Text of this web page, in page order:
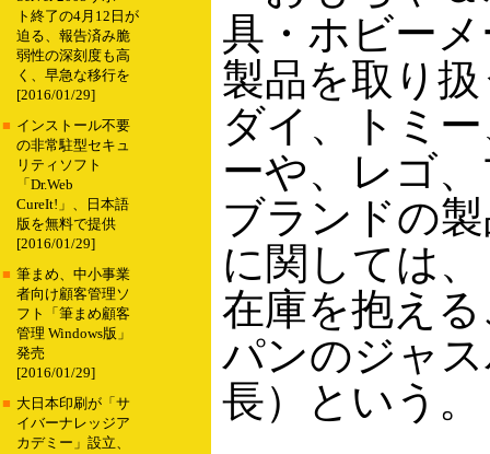
ト終了の4月12日が
迫る、報告済み脆
弱性の深刻度も高
く、早急な移行を
[2016/01/29]
■ インストール不要
の非常駐型セキュ
リティソフト
「Dr.Web
CureIt!」、日本語
版を無料で提供
[2016/01/29]
■ 筆まめ、中小事業
者向け顧客管理ソ
フト「筆まめ顧客
管理 Windows版」
発売
[2016/01/29]
■ 大日本印刷が「サ
イバーナレッジア
カデミー」設立、
具・ホビー
製品を取り
ダイ、トミ
ーや、レゴ
ブランドの
に関しては
在庫を抱え
パンのジャ
長）という。